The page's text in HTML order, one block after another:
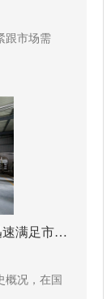
跟市场需
白城20吨卧式燃气蒸汽锅炉,中正锅炉迅速满足市场需要
概况，在国